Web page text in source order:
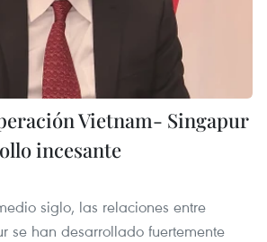
Vietnam- Singapur
incesante
siglo, las relaciones entre
se han desarrollado fuertemente